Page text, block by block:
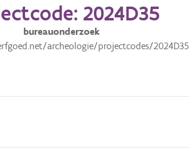
2024D35
bureauonderzoek
archeologie/projectcodes/2024D35